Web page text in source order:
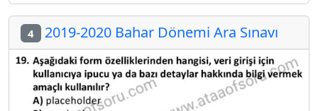
4 2019-2020 Bahar Dönemi Ara Sınavı